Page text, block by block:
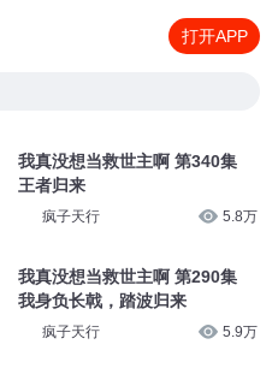
打开APP
我真没想当救世主啊 第340集
王者归来
疯子天行 5.8万
我真没想当救世主啊 第290集
我身负长戟，踏波归来
疯子天行 5.9万